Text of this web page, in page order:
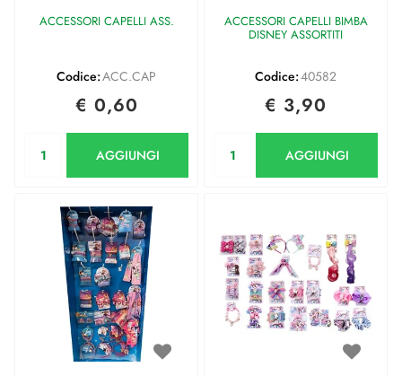
ACCESSORI CAPELLI ASS.
Codice:ACC.CAP
€ 0,60
AGGIUNGI
ACCESSORI CAPELLI BIMBA
DISNEY ASSORTITI
Codice:40582
€ 3,90
AGGIUNGI